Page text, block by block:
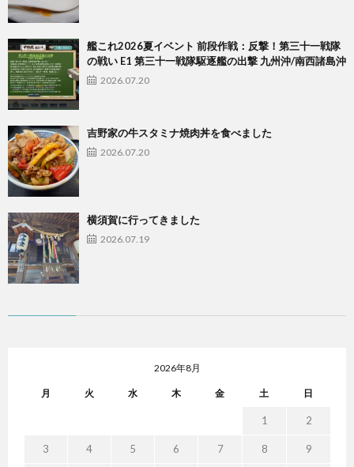
艦これ2026夏イベント 前段作戦：反撃！第三十一戦隊
の戦い E1 第三十一戦隊駆逐艦の出撃 九州沖/南西諸島沖
2026.07.20
吉野家の牛スタミナ焼肉丼を食べました
2026.07.20
横須賀に行ってきました
2026.07.19
2026年8月
月 火 水 木 金 土 日
1 2
3 4 5 6 7 8 9